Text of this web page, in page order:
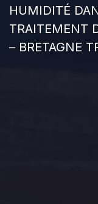
HUMIDITÉ
TRAITEMENT
– BRETAGNE